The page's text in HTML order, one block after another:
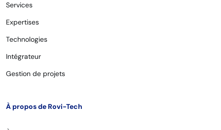
Services
Expertises
Technologies
Intégrateur
Gestion de projets
À propos de Rovi-Tech